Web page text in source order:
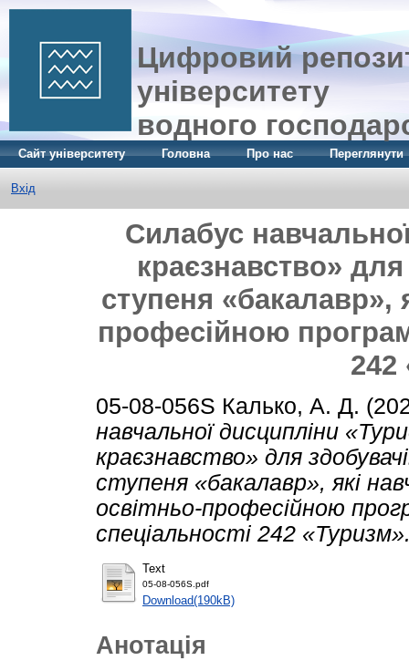
Цифровий
університету
водного
Сайт університету Головна Про нас Переглянути
Вхід
Силабус
краєзнавство»
ступеня «бакалавр»,
професійною
242
05-08-056S Калько, А. Д.
навчальної дисципліни
краєзнавство» для
ступеня «бакалавр», які
освітньо-професійною
спеціальності 242
Text
05-08-056S.pdf
Download(190kB)
Анотація